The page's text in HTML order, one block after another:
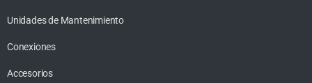
Unidades de Mantenimiento
Conexiones
Accesorios